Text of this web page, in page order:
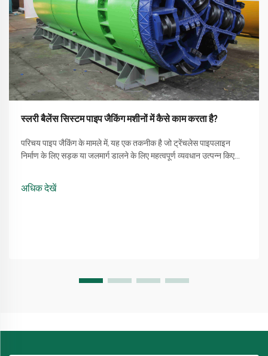
स्लरी बैलेंस सिस्टम पाइप जैकिंग मशीनों में कैसे काम करता है?
परिचय पाइप जैकिंग के मामले में, यह एक तकनीक है जो ट्रेंचलेस पाइपलाइन
निर्माण के लिए सड़क या जलमार्ग डालने के लिए महत्वपूर्ण व्यवधान उत्पन्न किए
विधि को शामिल करती है ...
अधिक देखें